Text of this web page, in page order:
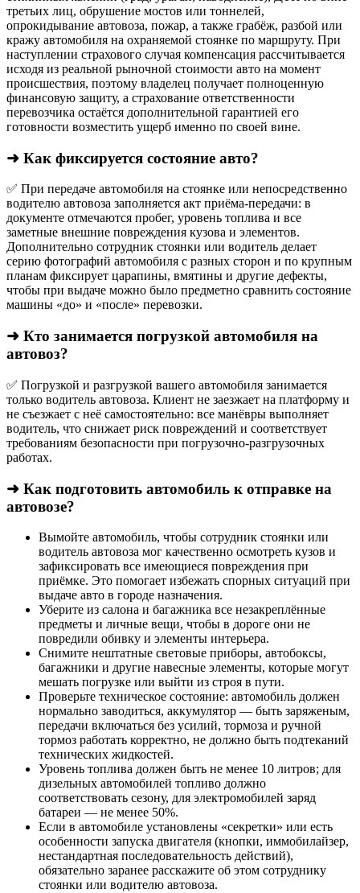
третьих лиц, обрушение мостов или тоннелей,
опрокидывание автовоза, пожар, а также грабёж, разбой или
кражу автомобиля на охраняемой стоянке по маршруту. При
наступлении страхового случая компенсация рассчитывается
исходя из реальной рыночной стоимости авто на момент
происшествия, поэтому владелец получает полноценную
финансовую защиту, а страхование ответственности
перевозчика остаётся дополнительной гарантией его
готовности возместить ущерб именно по своей вине.
➜ Как фиксируется состояние авто?
✅ При передаче автомобиля на стоянке или непосредственно
водителю автовоза заполняется акт приёма-передачи: в
документе отмечаются пробег, уровень топлива и все
заметные внешние повреждения кузова и элементов.
Дополнительно сотрудник стоянки или водитель делает
серию фотографий автомобиля с разных сторон и по крупным
планам фиксирует царапины, вмятины и другие дефекты,
чтобы при выдаче можно было предметно сравнить состояние
машины «до» и «после» перевозки.
➜ Кто занимается погрузкой автомобиля на
автовоз?
✅ Погрузкой и разгрузкой вашего автомобиля занимается
только водитель автовоза. Клиент не заезжает на платформу и
не съезжает с неё самостоятельно: все манёвры выполняет
водитель, что снижает риск повреждений и соответствует
требованиям безопасности при погрузочно-разгрузочных
работах.
➜ Как подготовить автомобиль к отправке на
автовозе?
Вымойте автомобиль, чтобы сотрудник стоянки или
водитель автовоза мог качественно осмотреть кузов и
зафиксировать все имеющиеся повреждения при
приёмке. Это помогает избежать спорных ситуаций при
выдаче авто в городе назначения.
Уберите из салона и багажника все незакреплённые
предметы и личные вещи, чтобы в дороге они не
повредили обивку и элементы интерьера.
Снимите нештатные световые приборы, автобоксы,
багажники и другие навесные элементы, которые могут
мешать погрузке или выйти из строя в пути.
Проверьте техническое состояние: автомобиль должен
нормально заводиться, аккумулятор — быть заряженым,
передачи включаться без усилий, тормоза и ручной
тормоз работать корректно, не должно быть подтеканий
технических жидкостей.
Уровень топлива должен быть не менее 10 литров; для
дизельных автомобилей топливо должно
соответствовать сезону, для электромобилей заряд
батареи — не менее 50%.
Если в автомобиле установлены «секретки» или есть
особенности запуска двигателя (кнопки, иммобилайзер,
нестандартная последовательность действий),
обязательно заранее расскажите об этом сотруднику
стоянки или водителю автовоза.